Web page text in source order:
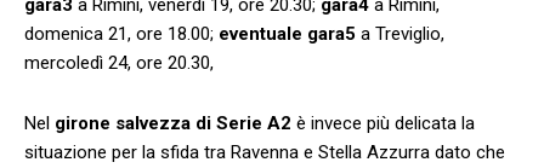
domenica 21, ore 18.00; eventuale gara5 a Treviglio,
mercoledì 24, ore 20.30,
Nel girone salvezza di Serie A2 è invece più delicata la
situazione per la sfida tra Ravenna e Stella Azzurra dato che